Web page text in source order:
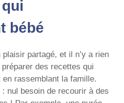
bébé
partagé, et il n’y a rien
des recettes qui
rassemblant la famille.
: nul besoin de recourir à des